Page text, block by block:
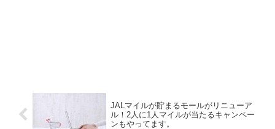
JALマイルが貯まるモールがリニューア
ル！2人に1人マイルが当たるキャンペー
ンもやってます。